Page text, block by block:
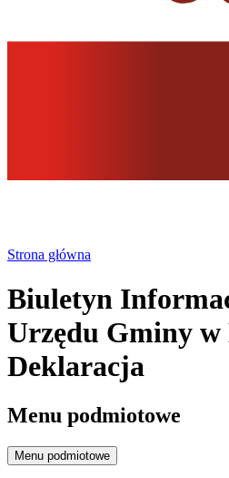
Strona główna
Biuletyn
Urzędu Gminy w
Deklaracja
Menu podmiotowe
Menu podmiotowe